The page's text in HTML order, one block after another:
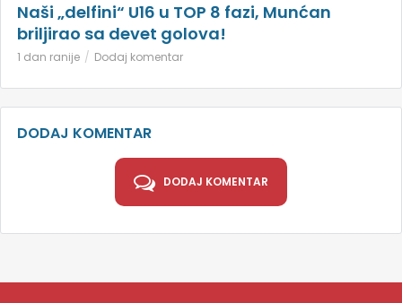
Naši „delfini“ U16 u TOP 8 fazi, Munćan
briljirao sa devet golova!
1 dan ranije Dodaj komentar
DODAJ KOMENTAR
DODAJ KOMENTAR